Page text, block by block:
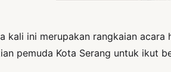
kali ini merupakan rangkaian
pemuda Kota Serang untuk ikut